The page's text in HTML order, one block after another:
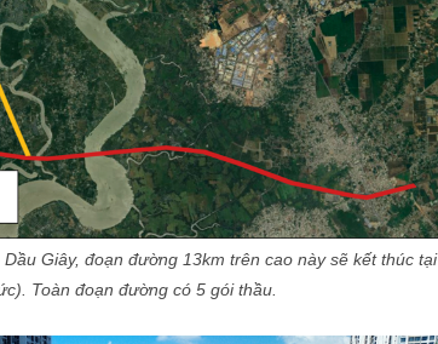
Giây, đoạn đường 13km trên cao này sẽ kết thúc tại
Toàn đoạn đường có 5 gói thầu.